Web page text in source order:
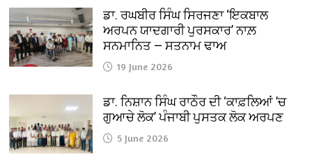
ਡਾ. ਰਘਬੀਰ ਸਿੰਘ ਸਿਰਜਣਾ ‘ਇਕਬਾਲ
ਅਰਪਨ ਯਾਦਗਾਰੀ ਪੁਰਸਕਾਰ’ ਨਾਲ਼
ਸਨਮਾਨਿਤ — ਸਤਨਾਮ ਢਾਅ
19 June 2026
ਡਾ. ਨਿਸ਼ਾਨ ਸਿੰਘ ਰਾਠੌਰ ਦੀ ‘ਕਾਫ਼ਲਿਆਂ ’ਚ
ਗੁਆਚੇ ਲੋਕ’ ਪੰਜਾਬੀ ਪੁਸਤਕ ਲੋਕ ਅਰਪਣ
5 June 2026